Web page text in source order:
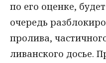
по его оценке,
очередь
пролива,
ливанского досье.